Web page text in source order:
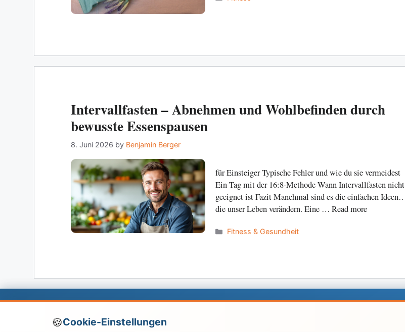
Intervallfasten – Abnehmen und Wohlbefinden durch
bewusste Essenspausen
8. Juni 2026 by Benjamin Berger
für Einsteiger Typische Fehler und wie du sie vermeidest
Ein Tag mit der 16:8-Methode Wann Intervallfasten nicht
geeignet ist Fazit Manchmal sind es die einfachen Ideen,
die unser Leben verändern. Eine … Read more
Categories
Fitness & Gesundheit
ÜberLeitfaden.net
Cookie-Einstellungen